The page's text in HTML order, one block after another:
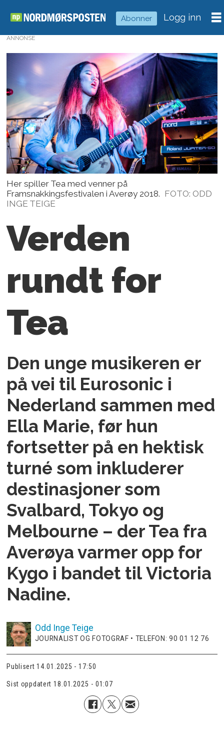
Abonner Logg inn
ANNONSE
Her spiller Tea med venner på
Framsnakkingsfestivalen i Averøy 2018. FOTO: ODD
INGE TEIGE
Verden
rundt for
Tea
Den unge musikeren er
på vei til Eurosonic i
Nederland sammen med
Ella Marie, før hun
fortsetter på en hektisk
turné som inkluderer
destinasjoner som
Svalbard, Tokyo og
Melbourne – der Tea fra
Averøya varmer opp for
Kygo i bandet til Victoria
Nadine.
Odd Inge Teige
JOURNALIST OG FOTOGRAF • TELEFON: 90 01 12 76
Publisert 14.01.2025 - 17:50
Sist oppdatert 18.01.2025 - 01:07